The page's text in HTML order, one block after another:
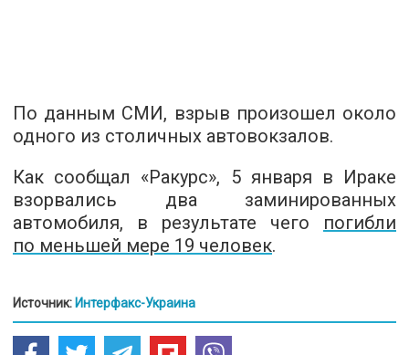
По данным СМИ, взрыв произошел около
одного из столичных автовокзалов.
Как сообщал «Ракурс», 5 января в Ираке
взорвались два заминированных
автомобиля, в результате чего погибли
по меньшей мере 19 человек.
Источник: Интерфакс-Украина